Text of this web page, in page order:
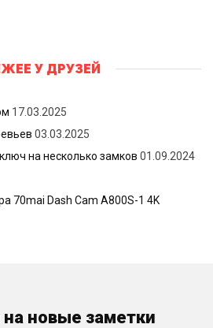
У ДРУЗЕЙ
17.03.2025
03.03.2025
на несколько замков 01.09.2024
70mai Dash Cam A800S-1 4K
новые заметки